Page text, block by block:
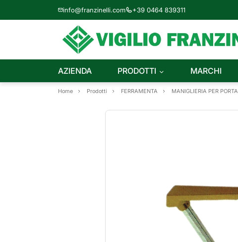
info@franzinelli.com +39 0464 839311
AZIENDA PRODOTTI MARCHI
Home Prodotti FERRAMENTA MANIGLIERIA PER PORTA